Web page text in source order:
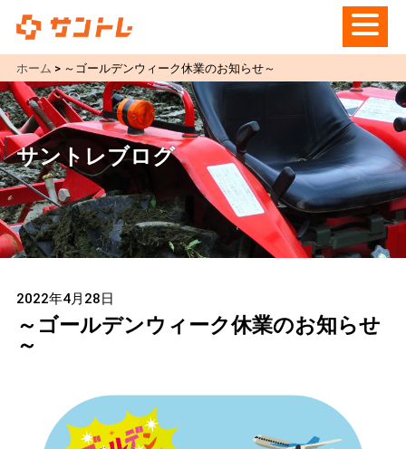
ホーム > ～ゴールデンウィーク休業のお知らせ～
サントレブログ
2022年4月28日
～ゴールデンウィーク休業のお知らせ
～